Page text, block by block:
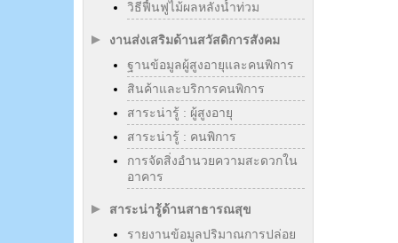
วิธีฟื้นฟูไม้ผลหลังน้ำท่วม
งานส่งเสริมด้านสวัสดิการสังคม
ฐานข้อมูลผู้สูงอายุและคนพิการ
สินค้าและบริการคนพิการ
สาระน่ารู้ : ผู้สูงอายุ
สาระน่ารู้ : คนพิการ
การจัดสิ่งอำนวยความสะดวกใน
อาคาร
สาระน่ารู้ด้านสาธารณสุข
รายงานข้อมูลปริมาณการปล่อย